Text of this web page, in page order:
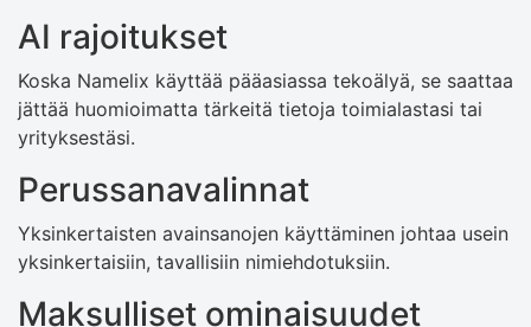
AI rajoitukset
Koska Namelix käyttää pääasiassa tekoälyä, se saattaa
jättää huomioimatta tärkeitä tietoja toimialastasi tai
yrityksestäsi.
Perussanavalinnat
Yksinkertaisten avainsanojen käyttäminen johtaa usein
yksinkertaisiin, tavallisiin nimiehdotuksiin.
Maksulliset ominaisuudet